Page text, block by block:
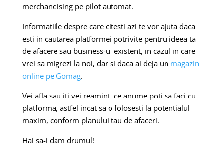
merchandising pe pilot automat.
Informatiile despre care citesti azi te vor ajuta daca
esti in cautarea platformei potrivite pentru ideea ta
de afacere sau business-ul existent, in cazul in care
vrei sa migrezi la noi, dar si daca ai deja un magazin
online pe Gomag.
Vei afla sau iti vei reaminti ce anume poti sa faci cu
platforma, astfel incat sa o folosesti la potentialul
maxim, conform planului tau de afaceri.
Hai sa-i dam drumul!